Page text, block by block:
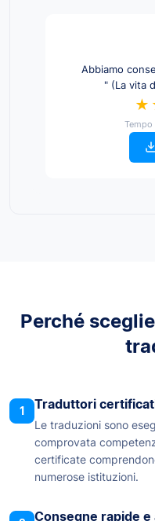
Abbiamo
" (La vita
Perché
1 Traduttori
Le traduzioni sono
comprovata
certificate
numerose istituzioni.
Consegne rapide